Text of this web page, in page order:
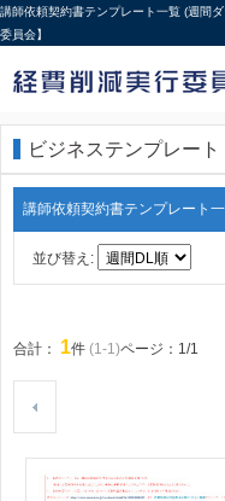
講師依頼契約書テンプレート一覧 (週間
委員会】
ビジネステンプレート
講師依頼契約書テンプレート
並び替え:
合計： 1件 (1-1)ページ：1/1